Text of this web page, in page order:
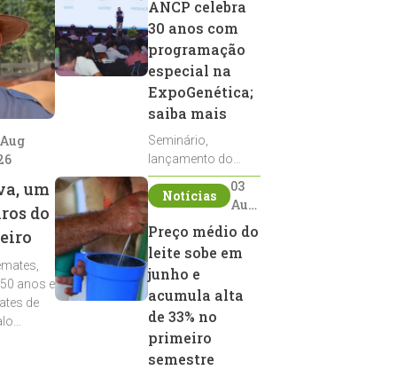
um
do
anos e
de
ANCP celebra
30 anos com
programação
especial na
ExpoGenética;
saiba mais
Seminário,
lançamento do
Sumário de Touros,
debates, podcast,
reprodutores e
homenagens
integram a
programação da
entidade durante a
ExpoGenética 2026
Notícias
03
Aug
2026
Preço médio do
leite sobe em
junho e
acumula alta
de 33% no
primeiro
semestre